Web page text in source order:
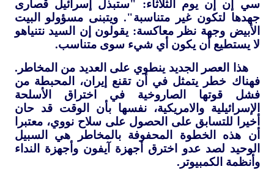
سي إن إن يوم الثلاثاء: "ستبذل إسرائيل قصارى
جهدها لتكون غير متناسبة". ويتبنى مسؤولو البيت
الأبيض وجهة نظر معاكسة: يقولون إن السيد نتنياهو
لا يستطيع أن يكون أي شيء سوى متناسب.
هذا العصر الجديد ينطوي على العديد من المخاطر.
فهناك خطر يتمثل في أن تقنع إيران، المحبطة من
فشل قوتها الصاروخية في اختراق الأسلحة
الإسرائيلية والامريكية، نفسها بأن الوقت قد حان
أخيرا للتسابق على الحصول على سلاح نووي، معتبرا
أن هذه الخطوة المحفوفة بالمخاطر هي السبيل
الوحيد لصد عدو اخترق أجهزة آيفون وأجهزة النداء
وأنظمة الكمبيوتر.